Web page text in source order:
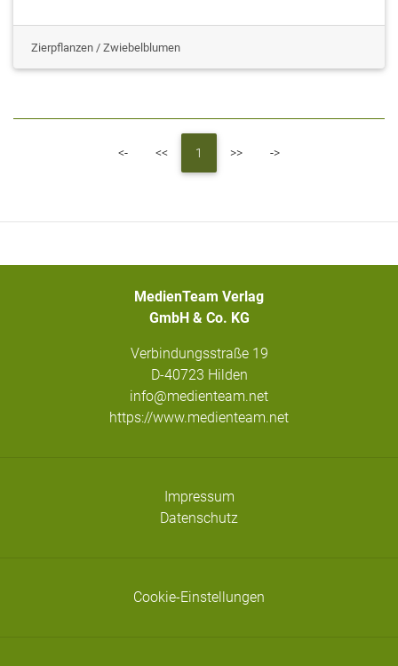
Zierpflanzen / Zwiebelblumen
<-First <<Previous
1 >>Next ->Last
MedienTeam Verlag
GmbH & Co. KG
Verbindungsstraße 19
D-40723 Hilden
info@medienteam.net
https://www.medienteam.net
Impressum
Datenschutz
Cookie-Einstellungen